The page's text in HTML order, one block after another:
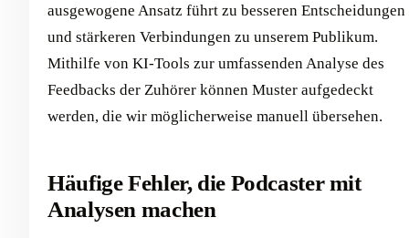
ausgewogene Ansatz führt zu besseren Entscheidungen
und stärkeren Verbindungen zu unserem Publikum.
Mithilfe von KI-Tools zur umfassenden Analyse des
Feedbacks der Zuhörer können Muster aufgedeckt
werden, die wir möglicherweise manuell übersehen.
Häufige Fehler, die Podcaster mit
Analysen machen